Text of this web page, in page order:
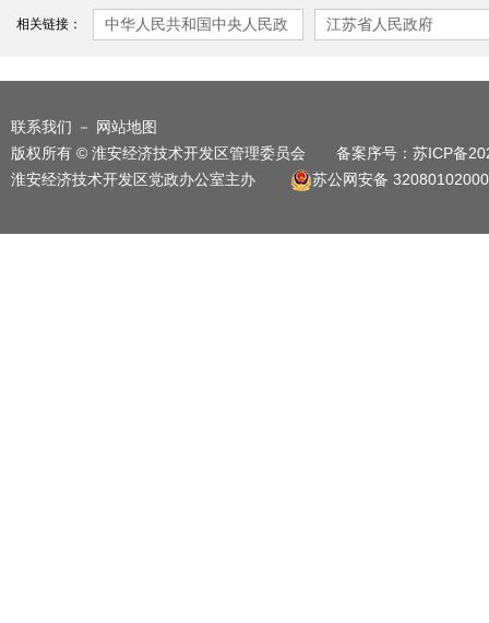
相关链接：
中华人民共和国中央人民政
江苏省人民政府
联系我们 －
网站地图
版权所有 © 淮安经济技术开发区管理委员会 备案序号： 苏ICP备
淮安经济技术开发区党政办公室主办
苏公网安备